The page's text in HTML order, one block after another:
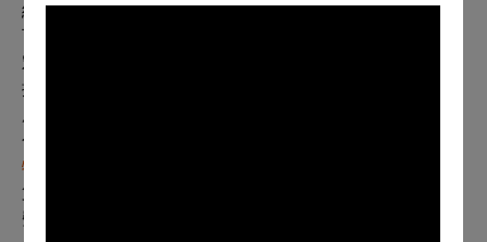
絡」，不如說是綜合了各種多元的身體訓練，同個作品中
可能有芭蕾、現代基礎、街舞、馬戲或國標舞，或是像傑
宏•貝爾、碧娜•鮑許以素人表演者來演繹作品等。編舞家
掩飾不同舞蹈種類身體的慣性與程式，讓肢體表現好像前
所未見或無跡可循，這就成為我觀察到的新世代舞蹈特
色：「多元脈絡融合」。
特色強烈才能站穩舞蹈激流
第二個現象是「融匯民族特色」，如雲門鄭宗龍的《十三
聲》、蒂摩爾古薪舞集巴魯•瑪迪霖解構排灣族傳統舞步賦